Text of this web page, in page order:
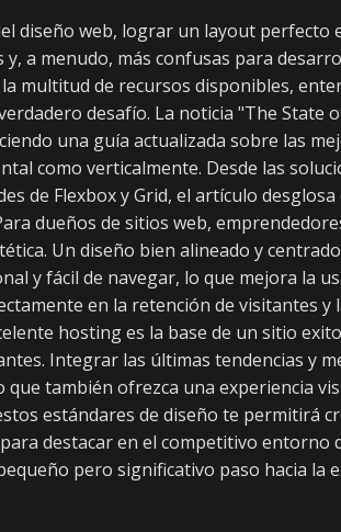
diseño web, lograr un layout perfecto
y, a menudo, más confusas para
la multitud de recursos disponibles,
desafío. La noticia "The State
una guía actualizada sobre las
como verticalmente. Desde las
de Flexbox y Grid, el artículo
dueños de sitios web,
Un diseño bien alineado y
y fácil de navegar, lo que mejora la
en la retención de visitantes y
hosting es la base de un sitio
Integrar las últimas tendencias y
también ofrezca una experiencia
estándares de diseño te permitirá
destacar en el competitivo entorno
pero significativo paso hacia la